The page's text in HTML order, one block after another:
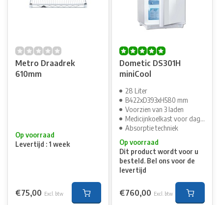
Metro Draadrek
610mm
Op voorraad
Levertijd : 1 week
€75,00 Excl. btw
Dometic DS301H
miniCool
28 Liter
B422xD393xH580 mm
Voorzien van 3 laden
Medicijnkoelkast voor dagopslag
Absorptie techniek
Op voorraad
Dit product wordt voor u
besteld. Bel ons voor de
levertijd
€760,00 Excl. btw